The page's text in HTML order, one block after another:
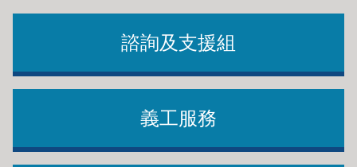
諮詢及支援組
義工服務